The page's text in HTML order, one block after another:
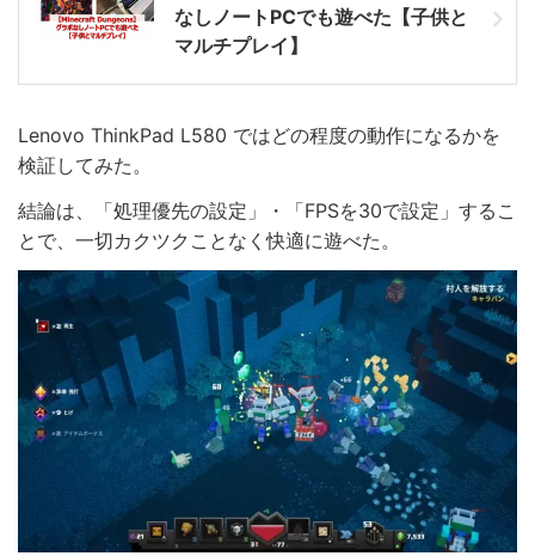
なしノートPCでも遊べた【子供と
マルチプレイ】
Lenovo ThinkPad L580 ではどの程度の動作になるかを
検証してみた。
結論は、「処理優先の設定」・「FPSを30で設定」するこ
とで、一切カクツクことなく快適に遊べた。